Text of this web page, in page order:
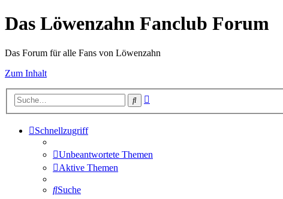
Das Löwenzahn Fanclub Forum
Das Forum für alle Fans von Löwenzahn
Zum Inhalt
Suche
Schnellzugriff
Unbeantwortete Themen
Aktive Themen
Suche